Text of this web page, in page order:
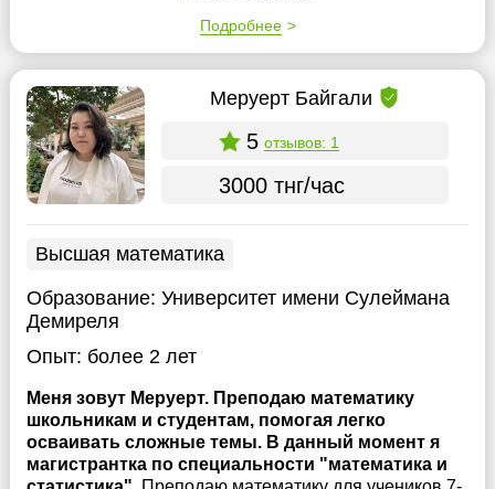
Подробнее
Меруерт Байгали
5 отзывов: 1
3000 тнг/час
Высшая математика
Образование: Университет имени Сулеймана
Демиреля
Опыт: более 2 лет
Меня зовут Меруерт. Преподаю математику
школьникам и студентам, помогая легко
осваивать сложные темы. В данный момент я
магистрантка по специальности "математика и